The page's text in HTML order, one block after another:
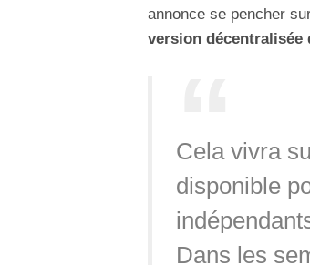
annonce se pencher
version décentralisée
Cela vivra
disponible
Dans les